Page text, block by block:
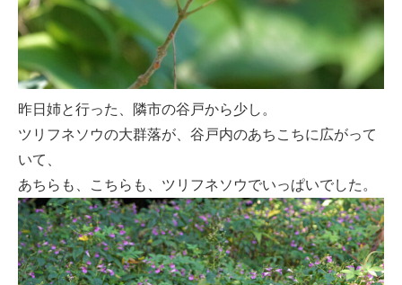
昨日姉と行った、隣市の谷戸から少し。
ツリフネソウの大群落が、谷戸内のあちこちに広がって
いて、
あちらも、こちらも、ツリフネソウでいっぱいでした。